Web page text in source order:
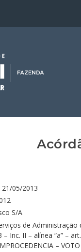
21/05/2013
S/A
de
Inc. II – alínea “a” –
– VOTO